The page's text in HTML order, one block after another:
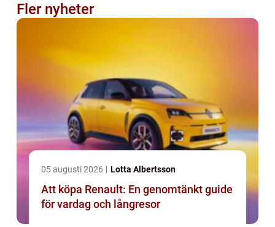
Fler nyheter
05 augusti 2026 Lotta Albertsson
Att köpa Renault: En genomtänkt guide
för vardag och långresor